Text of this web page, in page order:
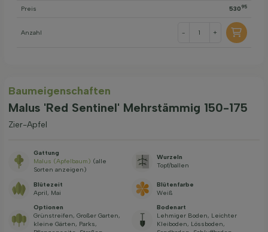
Preis 530 95
Anzahl - +
Baum­eigen­schaften
Malus 'Red Sentinel' Mehrstämmig 150-175
Zier-Apfel
Gattung
Malus (Apfelbaum) (alle
Sorten anzeigen)
Wurzeln
Topf/ballen
Blütezeit
April, Mai
Blütenfarbe
Weiß
Optionen
Grünstreifen, Großer Garten,
kleine Gärten, Parks,
Bodenart
Lehmiger Boden, Leichter
Kleiboden, Lössboden,